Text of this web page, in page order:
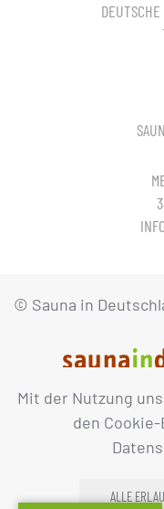
Mit der Nutzung
den
ALLE
© Sauna in